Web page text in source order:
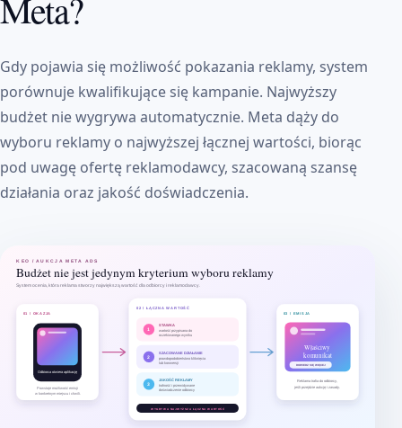
Gdy pojawia się możliwość pokazania reklamy, system
porównuje kwalifikujące się kampanie. Najwyższy
budżet nie wygrywa automatycznie. Meta dąży do
wyboru reklamy o najwyższej łącznej wartości, biorąc
pod uwagę ofertę reklamodawcy, szacowaną szansę
działania oraz jakość doświadczenia.